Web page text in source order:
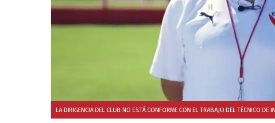
LA DIRIGENCIA DEL CLUB NO ESTÁ CONFORME CON EL TRABAJO DEL TÉCNICO DE